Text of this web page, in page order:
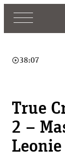
play_circle_outline38:07
True
2 –